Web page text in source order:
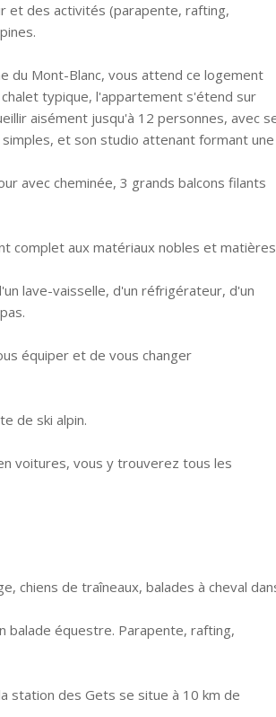
et des activités (parapente, rafting,
du Mont-Blanc, vous attend ce logement
typique, l'appartement s'étend sur
aisément jusqu'à 12 personnes, avec
et son studio attenant formant une
avec cheminée, 3 grands balcons filants
complet aux matériaux nobles et matières
lave-vaisselle, d'un réfrigérateur, d'un
équiper et de vous changer
de ski alpin.
voitures, vous y trouverez tous les
chiens de traîneaux, balades à cheval
balade équestre. Parapente, rafting,
station des Gets se situe à 10 km de